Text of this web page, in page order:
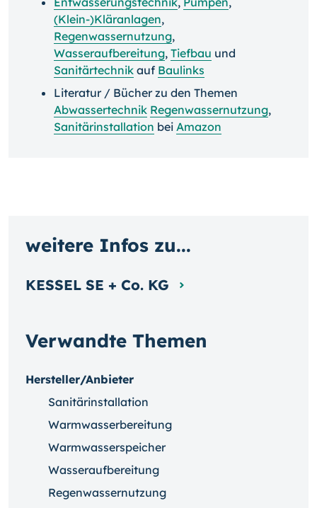
(Klein-)Kläranlagen,
Regenwassernutzung,
Wasseraufbereitung, Tiefbau und
Sanitärtechnik auf Baulinks
Literatur / Bücher zu den Themen
Abwassertechnik Regenwassernutzung,
Sanitärinstallation bei Amazon
Verwandte Themen
Hersteller/Anbieter
Sanitärinstallation
Warmwasserbereitung
Warmwasserspeicher
Wasseraufbereitung
Regenwassernutzung
weitere Infos zu...
KESSEL SE + Co. KG